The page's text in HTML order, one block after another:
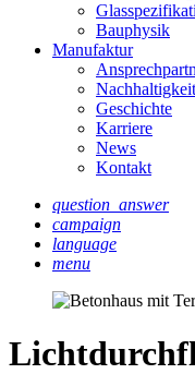
Bauphysik
Manufaktur
Nachhaltigkeit
Geschichte
Karriere
News
Kontakt
question_answer
campaign
language
menu